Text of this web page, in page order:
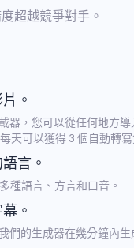
超越競爭對手。
。
器，您可以從任何地方
天可以獲得 3 個自動轉
言。
種語言、方言和口音。
。
們的生成器在幾分鐘內